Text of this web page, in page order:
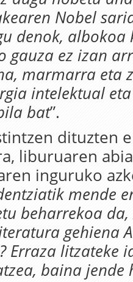
Nobel
denok, albokoa
gauza ez izan
marmarra eta
intelektual
bat”.
dituzten
liburuaren
inguruko
mende
beharrekoa
gehiena
Erraza litzateke
baina